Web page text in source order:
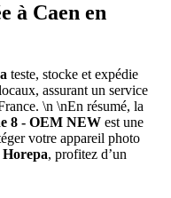
à Caen en
teste, stocke et expédie
assurant un service
\n \nEn résumé, la
8 - OEM NEW est une
votre appareil photo
Horepa, profitez d’un